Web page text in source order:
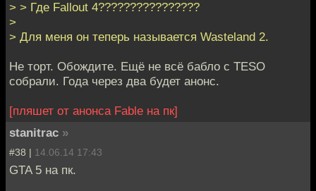
> > Где Fallout 4????????????????
>
> Для меня он теперь называется Wasteland 2.
Не торт. Обождите. Ещё не всё бабло с TESO
собрали. Года через два будет анонс.
[пляшет от анонса Fable на пк]
stanitrac »
#38 | 14.06.14 17:43
GTA 5 на пк.